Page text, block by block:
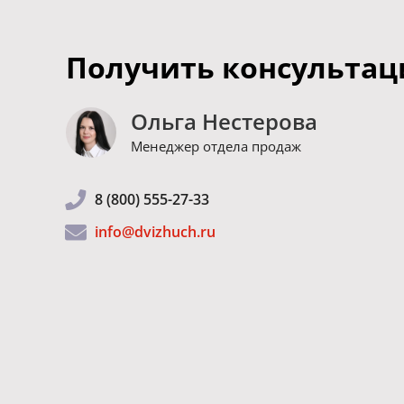
Получить
Ольга Нестерова
Менеджер отдела продаж
8 (800) 555-27-33
info@dvizhuch.ru